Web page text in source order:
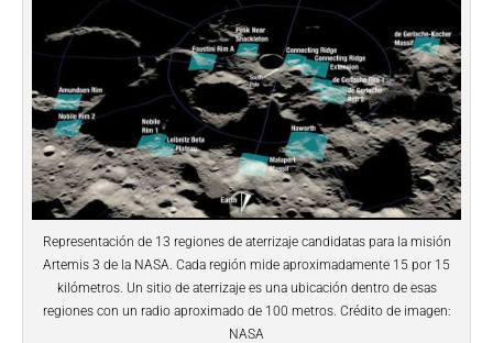
Representación de 13 regiones de aterrizaje candidatas para la misión
Artemis 3 de la NASA. Cada región mide aproximadamente 15 por 15
kilómetros. Un sitio de aterrizaje es una ubicación dentro de esas
regiones con un radio aproximado de 100 metros. Crédito de imagen:
NASA